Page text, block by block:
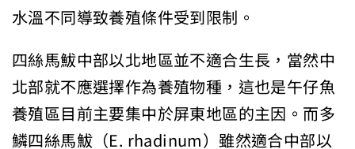
水溫不同導致養殖條件受到限制。
四絲馬鮁中部以北地區並不適合生長，當然中
北部就不應選擇作為養殖物種，這也是午仔魚
養殖區目前主要集中於屏東地區的主因。而多